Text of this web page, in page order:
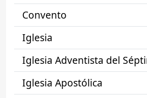
Convento
Iglesia
Iglesia Adventista del
Iglesia Apostólica